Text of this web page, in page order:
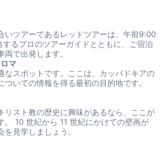
いツアーであるレッドツアーは、午前9:00
るプロのツアーガイドとともに、ご宿泊
で出発します。
マ
なスポットです。ここは、カッパドキアの
いての情報を得る最初の目的地です。
リスト教の歴史に興味があるなら、ここが
。 10 世紀から 11 世紀にかけての壁画が
見学しましょう。